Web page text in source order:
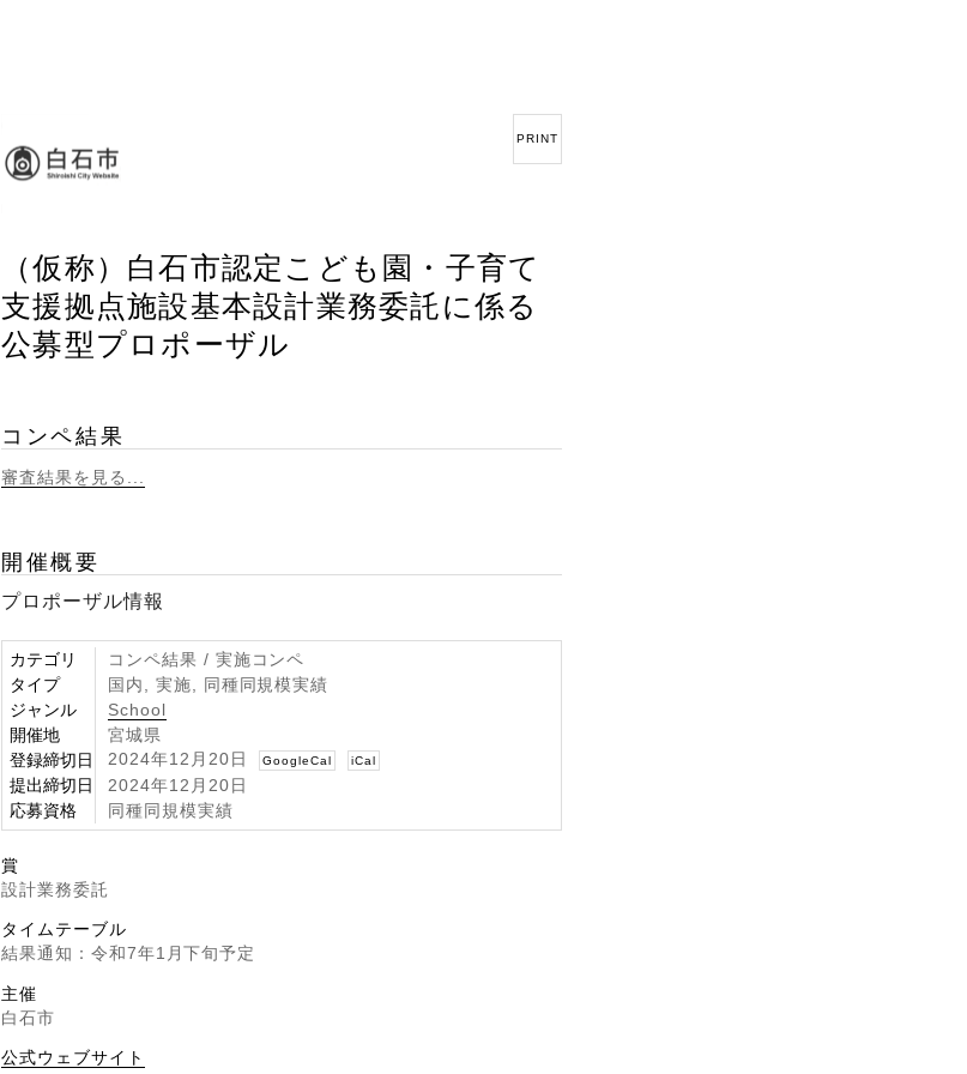
PRINT
（仮称）白石市認定こども園・子育て
支援拠点施設基本設計業務委託に係る
公募型プロポーザル
コンペ結果
審査結果を見る...
開催概要
プロポーザル情報
カテゴリ
コンペ結果 / 実施コンペ
タイプ
国内, 実施, 同種同規模実績
ジャンル
School
開催地
宮城県
登録締切日
2024年12月20日 GoogleCal iCal
提出締切日
2024年12月20日
応募資格
同種同規模実績
賞
設計業務委託
タイムテーブル
結果通知：令和7年1月下旬予定
主催
白石市
公式ウェブサイト